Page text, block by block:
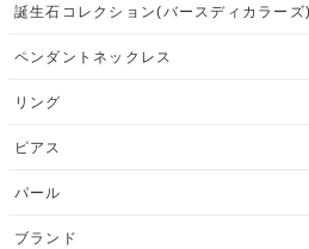
誕生石コレクション(バースディカラーズ)
ペンダントネックレス
リング
ピアス
パール
ブランド